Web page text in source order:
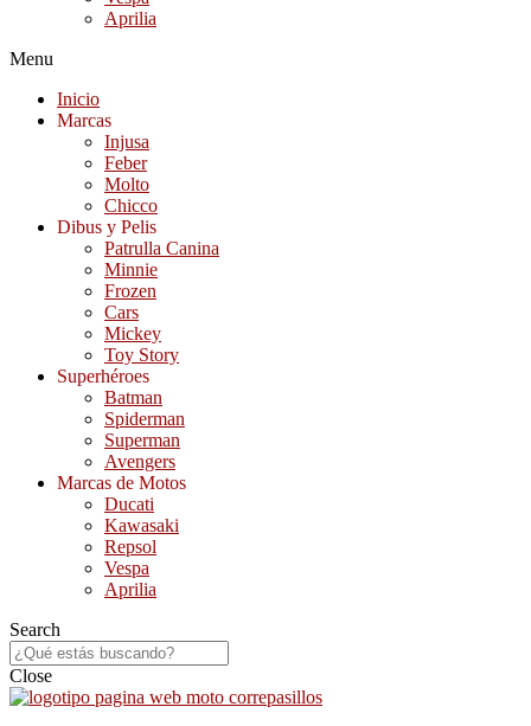
Aprilia
Menu
Inicio
Marcas
Injusa
Feber
Molto
Chicco
Dibus y Pelis
Patrulla Canina
Minnie
Frozen
Cars
Mickey
Toy Story
Superhéroes
Batman
Spiderman
Superman
Avengers
Marcas de Motos
Ducati
Kawasaki
Repsol
Vespa
Aprilia
Search
Close